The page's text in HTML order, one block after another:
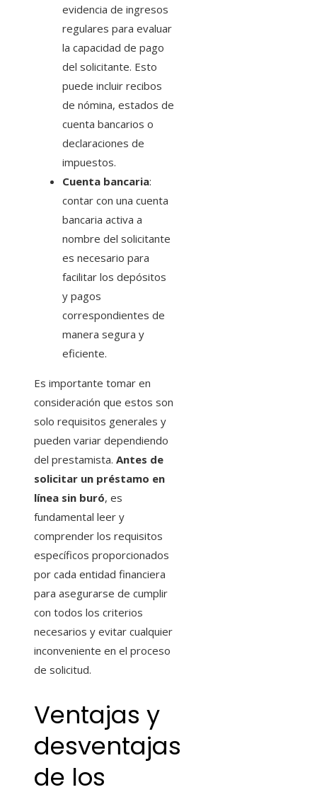
evidencia de ingresos
regulares para evaluar
la capacidad de pago
del solicitante. Esto
puede incluir recibos
de nómina, estados de
cuenta bancarios o
declaraciones de
impuestos.
Cuenta bancaria:
contar con una cuenta
bancaria activa a
nombre del solicitante
es necesario para
facilitar los depósitos
y pagos
correspondientes de
manera segura y
eficiente.
Es importante tomar en
consideración que estos son
solo requisitos generales y
pueden variar dependiendo
del prestamista. Antes de
solicitar un préstamo en
línea sin buró, es
fundamental leer y
comprender los requisitos
específicos proporcionados
por cada entidad financiera
para asegurarse de cumplir
con todos los criterios
necesarios y evitar cualquier
inconveniente en el proceso
de solicitud.
Ventajas y
desventajas
de los